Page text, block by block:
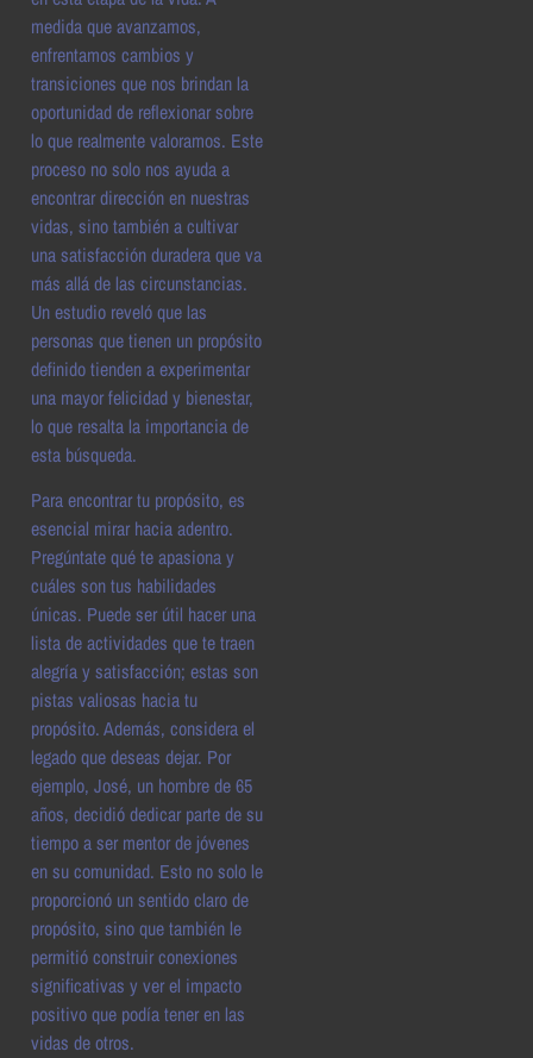
medida que avanzamos,
enfrentamos cambios y
transiciones que nos brindan la
oportunidad de reflexionar sobre
lo que realmente valoramos. Este
proceso no solo nos ayuda a
encontrar dirección en nuestras
vidas, sino también a cultivar
una satisfacción duradera que va
más allá de las circunstancias.
Un estudio reveló que las
personas que tienen un propósito
definido tienden a experimentar
una mayor felicidad y bienestar,
lo que resalta la importancia de
esta búsqueda.
Para encontrar tu propósito, es
esencial mirar hacia adentro.
Pregúntate qué te apasiona y
cuáles son tus habilidades
únicas. Puede ser útil hacer una
lista de actividades que te traen
alegría y satisfacción; estas son
pistas valiosas hacia tu
propósito. Además, considera el
legado que deseas dejar. Por
ejemplo, José, un hombre de 65
años, decidió dedicar parte de su
tiempo a ser mentor de jóvenes
en su comunidad. Esto no solo le
proporcionó un sentido claro de
propósito, sino que también le
permitió construir conexiones
significativas y ver el impacto
positivo que podía tener en las
vidas de otros.